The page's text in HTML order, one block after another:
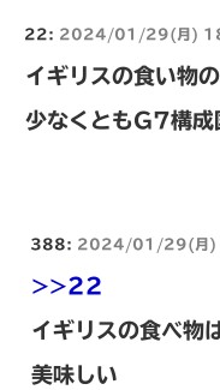
22: 2024/01/29(月)
イギリスの食い物
少なくともG7構成
388: 2024/01/29(月
>>22
イギリスの食べ物
美味しい